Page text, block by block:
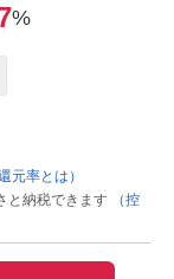
%
還元率とは）
と納税できます
（控